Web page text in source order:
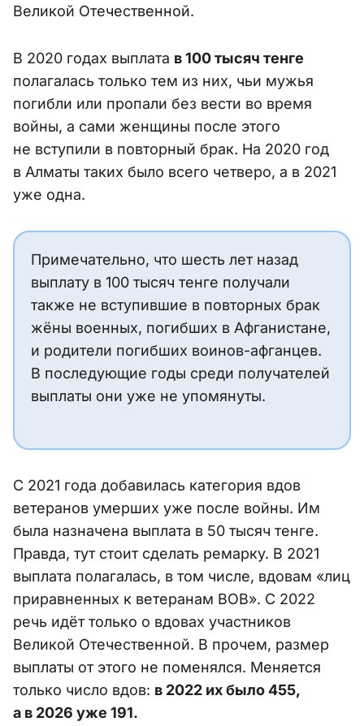
Великой Отечественной.
В 2020 годах выплата в 100 тысяч тенге
полагалась только тем из них, чьи мужья
погибли или пропали без вести во время
войны, а сами женщины после этого
не вступили в повторный брак. На 2020 год
в Алматы таких было всего четверо, а в 2021
уже одна.
Примечательно, что шесть лет назад
выплату в 100 тысяч тенге получали
также не вступившие в повторных брак
жёны военных, погибших в Афганистане,
и родители погибших воинов-афганцев.
В последующие годы среди получателей
выплаты они уже не упомянуты.
С 2021 года добавилась категория вдов
ветеранов умерших уже после войны. Им
была назначена выплата в 50 тысяч тенге.
Правда, тут стоит сделать ремарку. В 2021
выплата полагалась, в том числе, вдовам «лиц
приравненных к ветеранам ВОВ». С 2022
речь идёт только о вдовах участников
Великой Отечественной. В прочем, размер
выплаты от этого не поменялся. Меняется
только число вдов: в 2022 их было 455,
а в 2026 уже 191.